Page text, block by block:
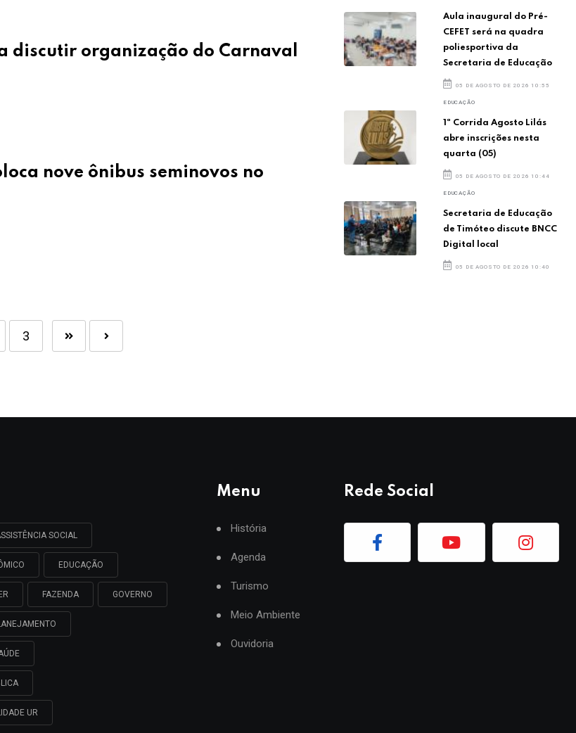
discutir organização do Carnaval
nove ônibus seminovos no
3
Aula inaugural do Pré-
CEFET será na quadra
poliesportiva da
Secretaria de Educação
05 DE AGOSTO DE 2026 10:55
EDUCAÇÃO
1ª Corrida Agosto Lilás
abre inscrições nesta
quarta (05)
05 DE AGOSTO DE 2026 10:44
EDUCAÇÃO
Secretaria de Educação
de Timóteo discute BNCC
Digital local
05 DE AGOSTO DE 2026 10:40
SOCIAL
EDUCAÇÃO
FAZENDA GOVERNO
UR
Menu
História
Agenda
Turismo
Meio Ambiente
Ouvidoria
Rede Social